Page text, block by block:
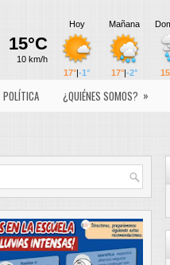
POLÍTICA ¿QUIÉNES SOMOS? »